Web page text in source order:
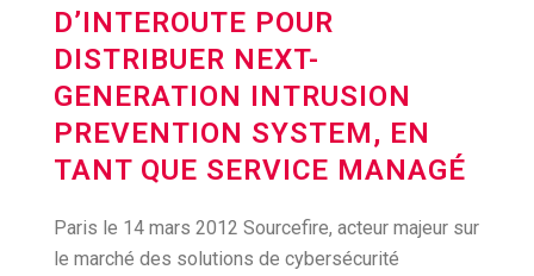
D’INTEROUTE POUR
DISTRIBUER NEXT-
GENERATION INTRUSION
PREVENTION SYSTEM, EN
TANT QUE SERVICE MANAGÉ
Paris le 14 mars 2012 Sourcefire, acteur majeur sur
le marché des solutions de cybersécurité